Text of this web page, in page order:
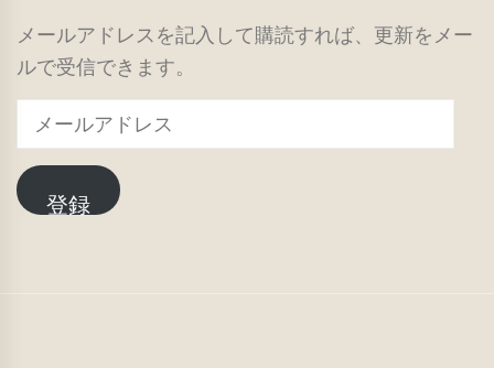
メールアドレスを記入して購読すれば、更新をメー
ルで受信できます。
ー
ル
ア 登録